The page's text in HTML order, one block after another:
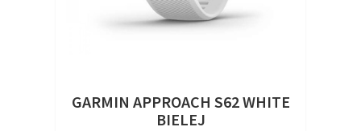
GARMIN APPROACH S62 WHITE
BIELEJ